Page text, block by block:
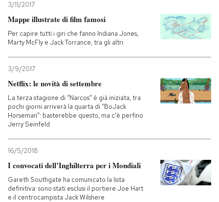
3/11/2017
Mappe illustrate di film famosi
Per capire tutti i giri che fanno Indiana Jones,
Marty McFly e Jack Torrance, tra gli altri
3/9/2017
Netflix: le novità di settembre
La terza stagione di “Narcos” è già iniziata, tra
pochi giorni arriverà la quarta di “BoJack
Horseman”: basterebbe questo, ma c'è perfino
Jerry Seinfeld
16/5/2018
I convocati dell’Inghilterra per i Mondiali
Gareth Southgate ha comunicato la lista
definitiva: sono stati esclusi il portiere Joe Hart
e il centrocampista Jack Wilshere